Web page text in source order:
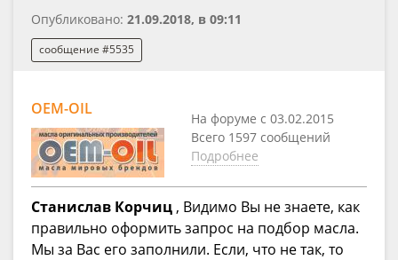
Опубликовано: 21.09.2018, в 09:11
сообщение #5535
OEM-OIL
На форуме с 03.02.2015
Всего 1597 сообщений
Подробнее
Станислав Корчиц , Видимо Вы не знаете, как
правильно оформить запрос на подбор масла.
Мы за Вас его заполнили. Если, что не так, то